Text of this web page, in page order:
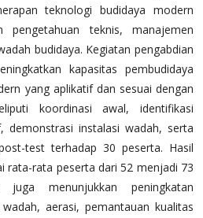
teknologi budidaya modern
pengetahuan teknis, manajemen
budidaya. Kegiatan pengabdian
kapasitas pembudidaya
yang aplikatif dan sesuai dengan
koordinasi awal, identifikasi
demonstrasi instalasi wadah, serta
test terhadap 30 peserta. Hasil
rata-rata peserta dari 52 menjadi 73
menunjukkan peningkatan
aerasi, pemantauan kualitas